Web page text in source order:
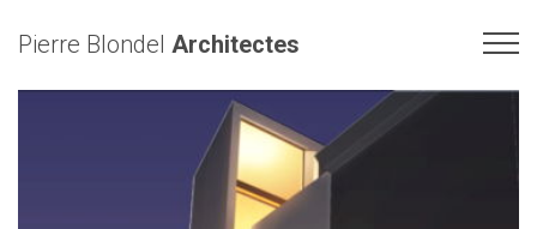
Pierre Blondel Architectes